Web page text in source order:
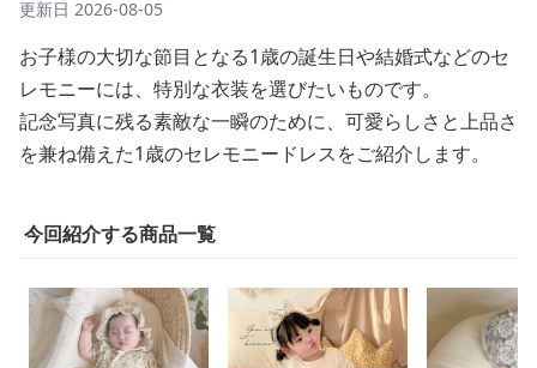
更新日 2026-08-05
お子様の大切な節目となる1歳の誕生日や結婚式などのセ
レモニーには、特別な衣装を選びたいものです。
記念写真に残る素敵な一瞬のために、可愛らしさと上品さ
を兼ね備えた1歳のセレモニードレスをご紹介します。
今回紹介する商品一覧